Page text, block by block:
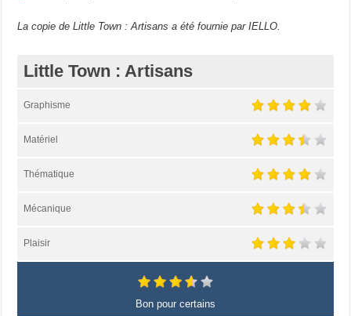
La copie de Little Town : Artisans a été fournie par IELLO.
Little Town : Artisans
Graphisme
Matériel
Thématique
Mécanique
Plaisir
Bon pour certains